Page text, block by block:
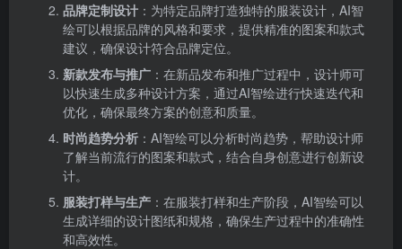
品牌定制设计 ：为特定品牌打造独特的服装设计，AI智
绘可以根据品牌的风格和要求，提供精准的图案和款式
建议，确保设计符合品牌定位。
新款发布与推广 ：在新品发布和推广过程中，设计师可
以快速生成多种设计方案，通过AI智绘进行快速迭代和
优化，确保最终方案的创意和质量。
时尚趋势分析 ：AI智绘可以分析时尚趋势，帮助设计师
了解当前流行的图案和款式，结合自身创意进行创新设
计。
服装打样与生产 ：在服装打样和生产阶段，AI智绘可以
生成详细的设计图纸和规格，确保生产过程中的准确性
和高效性。